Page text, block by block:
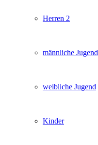
Herren 2
männliche Jugend
weibliche Jugend
Kinder